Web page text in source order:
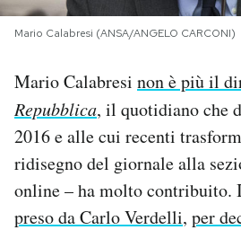
SHOP
AREA PERSONALE
Area Personale
Newsletter
Mario Calabresi (ANSA/ANGELO CARCONI)
Mario Calabresi non è più il
Repubblica, il quotidiano che
2016 e alle cui recenti
ridisegno del giornale alla
online – ha molto contribuito.
preso da Carlo Verdelli, per